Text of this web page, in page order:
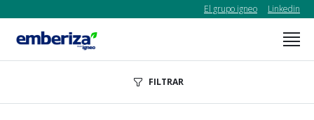
El grupo igneo Linkedin
FILTRAR